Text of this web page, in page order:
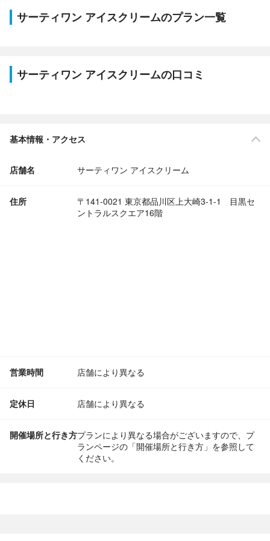
サーティワン アイスクリームのプラン一覧
サーティワン アイスクリームの口コミ
基本情報・アクセス
店舗名 サーティワン アイスクリーム
住所
〒141-0021 東京都品川区上大崎3-1-1 目黒セ
ントラルスクエア16階
営業時間 店舗により異なる
定休日 店舗により異なる
開催場所と行き方プランにより異なる場合がございますので、プ
ランページの「開催場所と行き方」を参照して
ください。